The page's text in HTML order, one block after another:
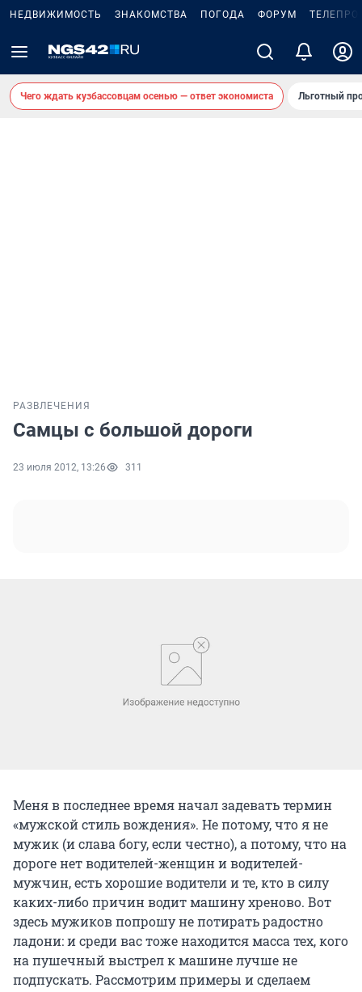
НЕДВИЖИМОСТЬ ЗНАКОМСТВА ПОГОДА ФОРУМ
Чего ждать кузбассовцам осенью — ответ экономиста Льготный
РАЗВЛЕЧЕНИЯ
Самцы с большой дороги
23 июля 2012, 13:26 311
Меня в последнее время начал задевать термин
«мужской стиль вождения». Не потому, что я не
мужик (и слава богу, если честно), а потому, что на
дороге нет водителей-женщин и водителей-
мужчин, есть хорошие водители и те, кто в силу
каких-либо причин водит машину хреново. Вот
здесь мужиков попрошу не потирать радостно
ладони: и среди вас тоже находится масса тех, кого
на пушечный выстрел к машине лучше не
подпускать. Рассмотрим примеры и сделаем